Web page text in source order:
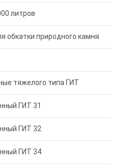
литров
обкатки природного камня
тяжелого типа ГИТ
ГИТ 31
ГИТ 32
ГИТ 34